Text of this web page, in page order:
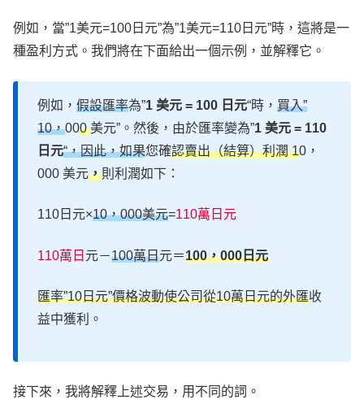
例如，當”1美元=100日元”為”1美元=110日元”時，這將是一
種盈利方式。我們將在下面給出一個示例，並解釋它。
例如， 假設匯率為”1 美元 = 100 日元“時， 買入”
10，000美元”。然後，由於匯率變為”1 美元 = 110
日元“，因此，如果您確認賣出（結算）利潤 10，
000 美元，則利潤如下：
110日元×10，000美元=110萬日元
110萬日 元－100萬日元＝100，000日元
匯率”10日元”價格波動使公司從10萬日元的外匯收
益中獲利。
接下來，我將解釋上述交易，用不同的詞。